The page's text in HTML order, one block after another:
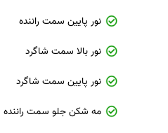
نور پایین سمت راننده
نور بالا سمت شاگرد
نور پایین سمت شاگرد
مه شکن جلو سمت راننده